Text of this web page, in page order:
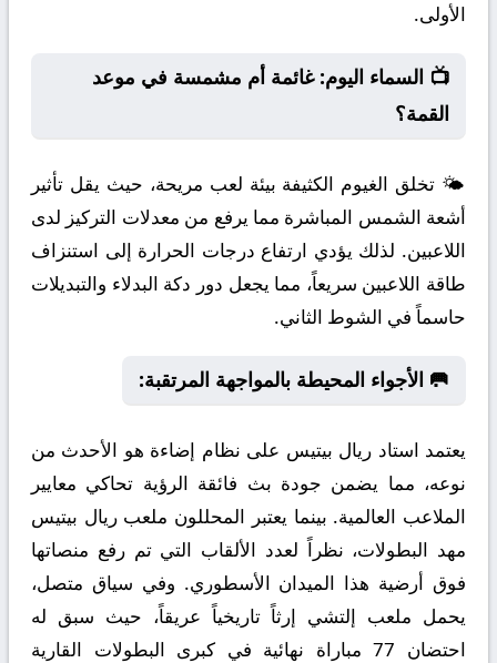
الأولى.
📺 السماء اليوم: غائمة أم مشمسة في موعد
القمة؟
🌤️ تخلق الغيوم الكثيفة بيئة لعب مريحة، حيث يقل تأثير
أشعة الشمس المباشرة مما يرفع من معدلات التركيز لدى
اللاعبين. لذلك يؤدي ارتفاع درجات الحرارة إلى استنزاف
طاقة اللاعبين سريعاً، مما يجعل دور دكة البدلاء والتبديلات
حاسماً في الشوط الثاني.
🥅 الأجواء المحيطة بالمواجهة المرتقبة:
يعتمد استاد ريال بيتيس على نظام إضاءة هو الأحدث من
نوعه، مما يضمن جودة بث فائقة الرؤية تحاكي معايير
الملاعب العالمية. بينما يعتبر المحللون ملعب ريال بيتيس
مهد البطولات، نظراً لعدد الألقاب التي تم رفع منصاتها
فوق أرضية هذا الميدان الأسطوري. وفي سياق متصل،
يحمل ملعب إلتشي إرثاً تاريخياً عريقاً، حيث سبق له
احتضان 77 مباراة نهائية في كبرى البطولات القارية